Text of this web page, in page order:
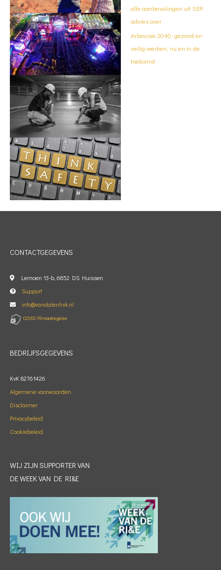
alle aanbevelingen uit SER
advies over
Arbovisie 2040: gezond en
veilig werken, nu en in de
toekomst
CONTACTGEGEVENS
Lemoen 13-b, 6852 DS Huissen
Support
 info@vandalenhvk.nl
COVID-19 maatregelen
BEDRIJFSGEGEVENS
KvK 82761426
Algemene voorwaarden
Disclaimer
Privacybeleid
Cookiebeleid
WIJ ZIJN SUPPORTER VAN
DE WEEK VAN DE RI&E